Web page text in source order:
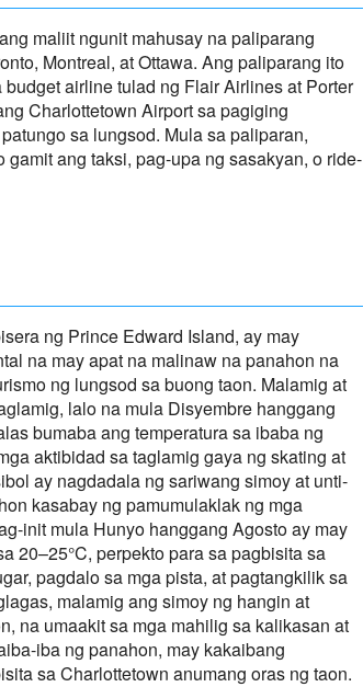
maliit ngunit mahusay na paliparang
Montreal, at Ottawa. Ang paliparang ito
airline tulad ng Flair Airlines at Porter
Charlottetown Airport sa pagiging
sa lungsod. Mula sa paliparan,
ang taksi, pag-upa ng sasakyan, o ride-
ng Prince Edward Island, ay may
na may apat na malinaw na panahon na
ng lungsod sa buong taon. Malamig at
lalo na mula Disyembre hanggang
bumaba ang temperatura sa ibaba ng
aktibidad sa taglamig gaya ng skating at
ay nagdadala ng sariwang simoy at unti-
kasabay ng pamumulaklak ng mga
init mula Hunyo hanggang Agosto ay may
20–25°C, perpekto para sa pagbisita sa
pagdalo sa mga pista, at pagtangkilik sa
malamig ang simoy ng hangin at
na umaakit sa mga mahilig sa kalikasan at
iba ng panahon, may kakaibang
sa Charlottetown anumang oras ng taon.